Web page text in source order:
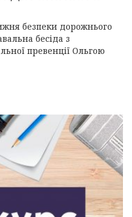
безпеки дорожнього
бесіда з
превенції Ольгою